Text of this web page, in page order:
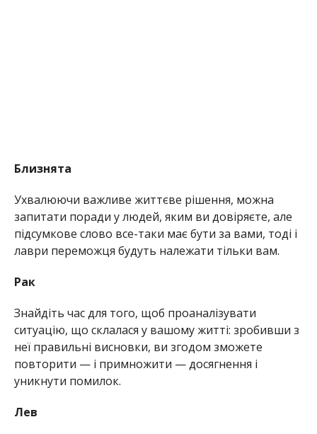
Близнята
Ухвалюючи важливе життєве рішення, можна
запитати поради у людей, яким ви довіряєте, але
підсумкове слово все-таки має бути за вами, тоді і
лаври переможця будуть належати тільки вам.
Рак
Знайдіть час для того, щоб проаналізувати
ситуацію, що склалася у вашому житті: зробивши з
неї правильні висновки, ви згодом зможете
повторити — і примножити — досягнення і
уникнути помилок.
Лев